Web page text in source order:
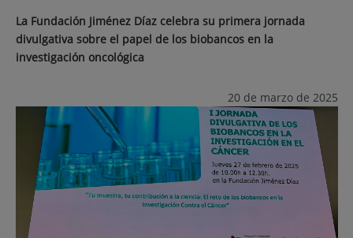
La Fundación Jiménez Díaz celebra su primera jornada
divulgativa sobre el papel de los biobancos en la
investigación oncológica
20 de marzo de 2025